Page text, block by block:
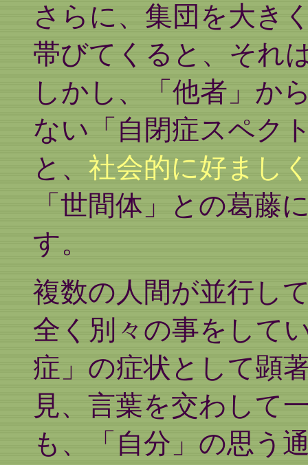
さらに、集団を大き
帯びてくると、それ
しかし、「他者」か
ない「自閉症スペク
と、 社会的に好まし
「世間体」との葛藤
す。
複数の人間が並行し
全く別々の事をして
症」の症状として顕
見、言葉を交わして
も、「自分」の思う